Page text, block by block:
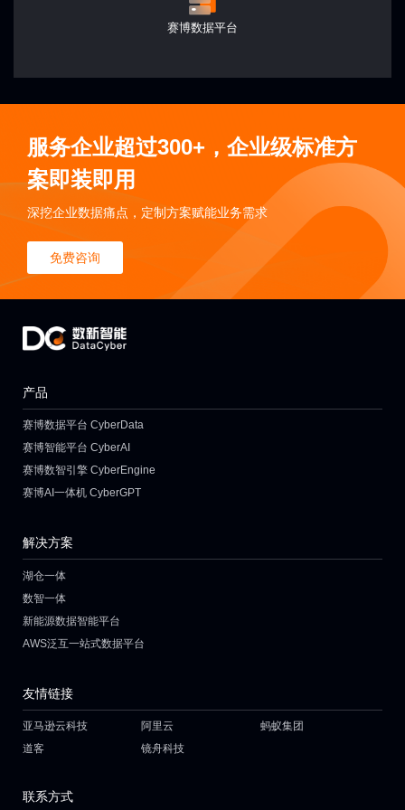
赛博数据平台
服务企业超过300+，企业级标准方
案即装即用
深挖企业数据痛点，定制方案赋能业务需求
免费咨询
产品
赛博数据平台 CyberData
赛博智能平台 CyberAI
赛博数智引擎 CyberEngine
赛博AI一体机 CyberGPT
解决方案
湖仓一体
数智一体
新能源数据智能平台
AWS泛互一站式数据平台
友情链接
亚马逊云科技 阿里云
蚂蚁集团
道客
镜舟科技
联系方式